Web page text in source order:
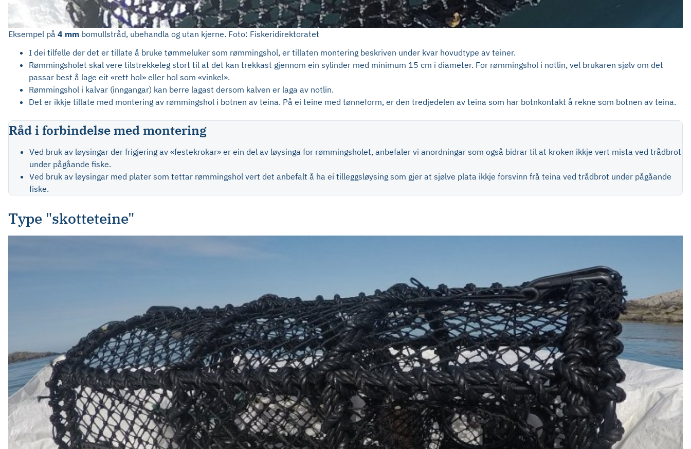
Eksempel på 4 mm bomullstråd, ubehandla og utan kjerne. Foto: Fiskeridirektoratet
I dei tilfelle der det er tillate å bruke tømmeluker som rømmingshol, er tillaten montering beskriven under kvar hovudtype av teiner.
Rømmingsholet skal vere tilstrekkeleg stort til at det kan trekkast gjennom ein sylinder med minimum 15 cm i diameter. For rømmingshol i notlin, vel brukaren sjølv om det
passar best å lage eit «rett hol» eller hol som «vinkel».
Rømmingshol i kalvar (inngangar) kan berre lagast dersom kalven er laga av notlin.
Det er ikkje tillate med montering av rømmingshol i botnen av teina. På ei teine med tønneform, er den tredjedelen av teina som har botnkontakt å rekne som botnen av teina.
Råd i forbindelse med montering
Ved bruk av løysingar der frigjering av «festekrokar» er ein del av løysinga for rømmingsholet, anbefaler vi anordningar som også bidrar til at kroken ikkje vert mista ved trådbrot
under pågåande fiske.
Ved bruk av løysingar med plater som tettar rømmingshol vert det anbefalt å ha ei tilleggsløysing som gjer at sjølve plata ikkje forsvinn frå teina ved trådbrot under pågåande
fiske.
Type "skotteteine"